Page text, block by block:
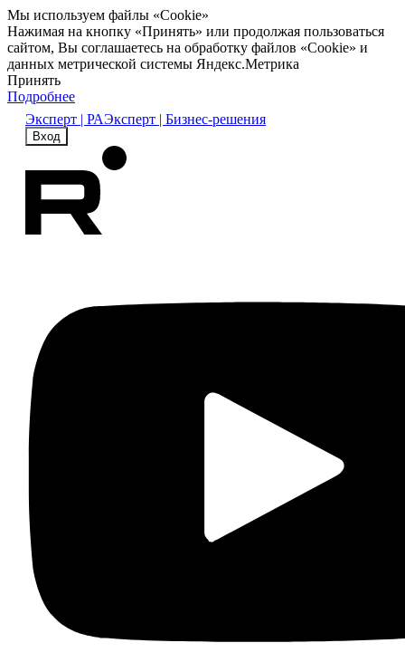
Мы используем файлы «Cookie»
Нажимая на кнопку «Принять» или продолжая пользоваться
сайтом, Вы соглашаетесь на обработку файлов «Cookie» и
данных метрической системы Яндекс.Метрика
Принять
Подробнее
Эксперт | РАЭксперт | Бизнес-решения
Вход